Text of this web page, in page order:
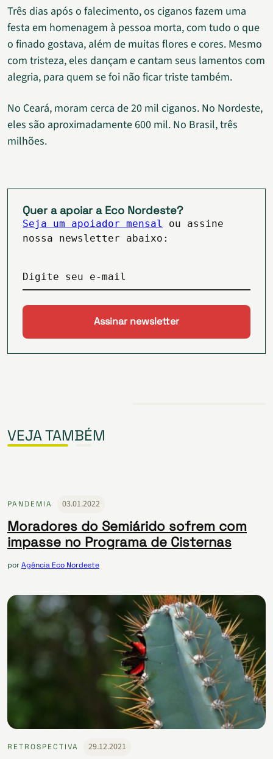
Três dias após o falecimento, os ciganos fazem uma
festa em homenagem à pessoa morta, com tudo o que
o finado gostava, além de muitas flores e cores. Mesmo
com tristeza, eles dançam e cantam seus lamentos com
alegria, para quem se foi não ficar triste também.
No Ceará, moram cerca de 20 mil ciganos. No Nordeste,
eles são aproximadamente 600 mil. No Brasil, três
milhões.
Quer a apoiar a Eco Nordeste?
Seja um apoiador mensal
ou assine
nossa newsletter abaixo:
Digite seu e-mail
VEJA TAMBÉM
PANDEMIA 03.01.2022
Moradores do Semiárido sofrem com
impasse no Programa de Cisternas
porAgência Eco Nordeste
RETROSPECTIVA 29.12.2021